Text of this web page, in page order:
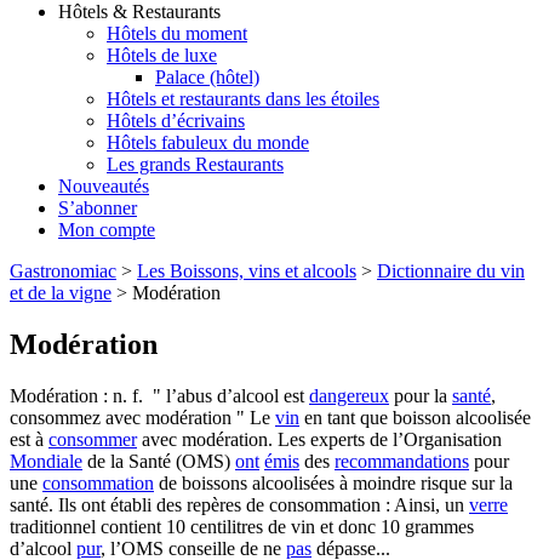
Hôtels & Restaurants
Hôtels du moment
Hôtels de luxe
Palace (hôtel)
Hôtels et restaurants dans les étoiles
Hôtels d’écrivains
Hôtels fabuleux du monde
Les grands Restaurants
Nouveautés
S’abonner
Mon compte
Gastronomiac > Les Boissons, vins et alcools > Dictionnaire du vin
et de la vigne > Modération
Modération
Modération : n. f. " l’abus d’alcool est dangereux pour la santé,
consommez avec modération " Le vin en tant que boisson alcoolisée
est à consommeravec modération. Les experts de l’Organisation
Mondiale de la Santé (OMS) ont émis des recommandations pour
une consommation de boissons alcoolisées à moindre risque sur la
santé. Ils ont établi des repères de consommation : Ainsi, un verre
traditionnel contient 10 centilitres de vin et donc 10 grammes
d’alcool pur, l’OMS conseille de ne pas dépasse...